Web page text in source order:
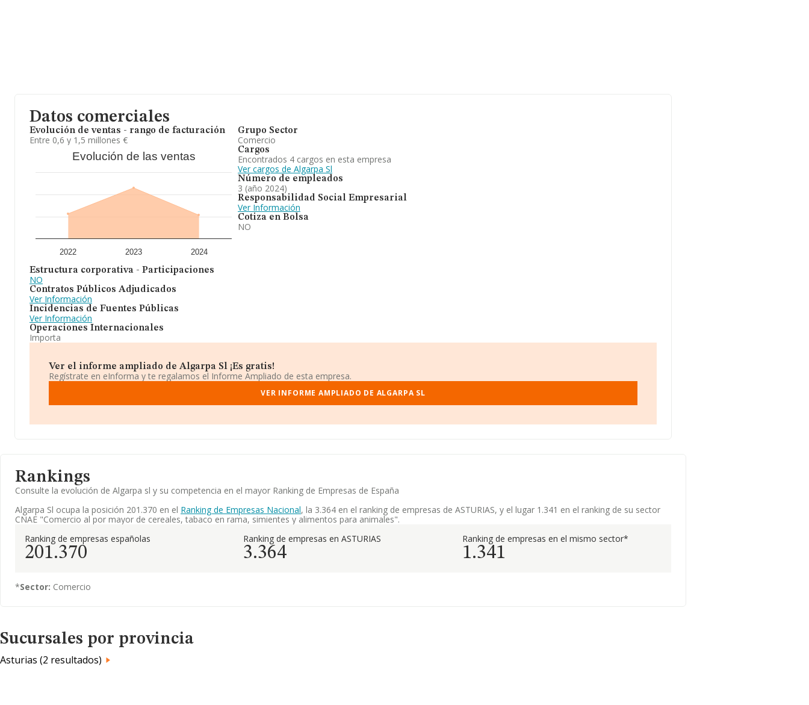
Datos comerciales
Evolución de ventas - rango de facturación
Entre 0,6 y 1,5 millones €
Evolución de las ventas
2022 2023 2024
Estructura corporativa - Participaciones
NO
Contratos Públicos Adjudicados
Ver Información
Incidencias de Fuentes Públicas
Ver Información
Operaciones Internacionales
Importa
Grupo Sector
Comercio
Cargos
Encontrados 4 cargos en esta empresa
Ver cargos de Algarpa Sl
Número de empleados
3 (año 2024)
Responsabilidad Social Empresarial
Ver Información
Cotiza en Bolsa
NO
Ver el informe ampliado de Algarpa Sl ¡Es gratis!
Regístrate en eInforma y te regalamos el Informe Ampliado de esta empresa.
VER INFORME AMPLIADO DE ALGARPA SL
Rankings
Consulte la evolución de Algarpa sl y su competencia en el mayor Ranking de Empresas de España
Algarpa Sl ocupa la posición 201.370 en el Ranking de Empresas Nacional, la 3.364 en el ranking de empresas de ASTURIAS, y el lugar 1.341 en el ranking de su sector
CNAE "Comercio al por mayor de cereales, tabaco en rama, simientes y alimentos para animales".
Ranking de empresas españolas
201.370
Ranking de empresas en ASTURIAS
3.364
Ranking de empresas en el mismo sector*
1.341
*Sector: Comercio
Sucursales por provincia
Asturias (2 resultados)